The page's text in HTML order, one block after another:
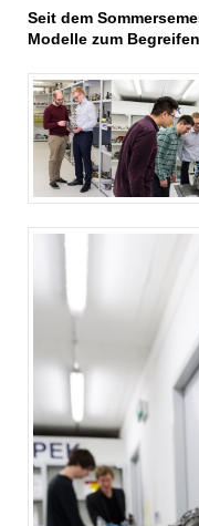
Seit dem
Modelle zum